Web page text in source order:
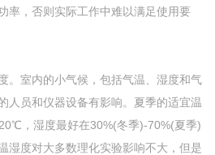
率，否则实际工作中难以满足使用要
。室内的小气候，包括气温、湿度和气
人员和仪器设备有影响。夏季的适宜温
，湿度最好在30%(冬季)-70%(夏季)
湿度对大多数理化实验影响不大，但是